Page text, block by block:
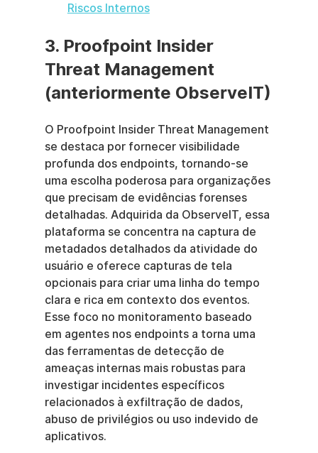
Riscos Internos
3. Proofpoint Insider
Threat Management
(anteriormente ObserveIT)
O Proofpoint Insider Threat Management
se destaca por fornecer visibilidade
profunda dos endpoints, tornando-se
uma escolha poderosa para organizações
que precisam de evidências forenses
detalhadas. Adquirida da ObserveIT, essa
plataforma se concentra na captura de
metadados detalhados da atividade do
usuário e oferece capturas de tela
opcionais para criar uma linha do tempo
clara e rica em contexto dos eventos.
Esse foco no monitoramento baseado
em agentes nos endpoints a torna uma
das ferramentas de detecção de
ameaças internas mais robustas para
investigar incidentes específicos
relacionados à exfiltração de dados,
abuso de privilégios ou uso indevido de
aplicativos.